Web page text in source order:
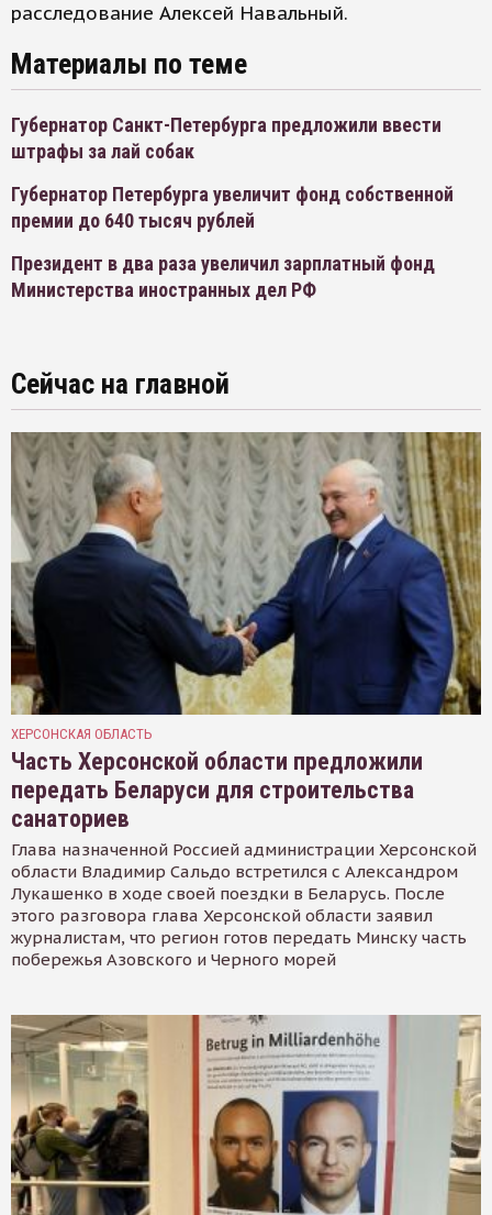
расследование Алексей Навальный.
Материалы по теме
Губернатор Санкт-Петербурга предложили ввести
штрафы за лай собак
Губернатор Петербурга увеличит фонд собственной
премии до 640 тысяч рублей
Президент в два раза увеличил зарплатный фонд
Министерства иностранных дел РФ
Сейчас на главной
ХЕРСОНСКАЯ ОБЛАСТЬ
Часть Херсонской области предложили
передать Беларуси для строительства
санаториев
Глава назначенной Россией администрации Херсонской
области Владимир Сальдо встретился с Александром
Лукашенко в ходе своей поездки в Беларусь. После
этого разговора глава Херсонской области заявил
журналистам, что регион готов передать Минску часть
побережья Азовского и Черного морей